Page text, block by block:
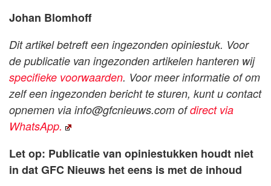
Johan Blomhoff
Dit artikel betreft een ingezonden opiniestuk. Voor
de publicatie van ingezonden artikelen hanteren wij
specifieke voorwaarden. Voor meer informatie of om
zelf een ingezonden bericht te sturen, kunt u contact
opnemen via info@gfcnieuws.com ofdirect via
WhatsApp.
Let op: Publicatie van opiniestukken houdt niet
in dat GFC Nieuws het eens is met de inhoud